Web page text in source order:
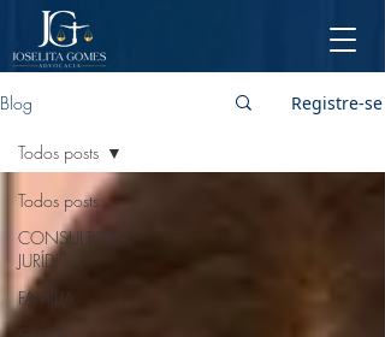
Blog Registre-se
Todos posts
CONSULTORIA
JURÍDICA
FAMÍLIA
Todos posts